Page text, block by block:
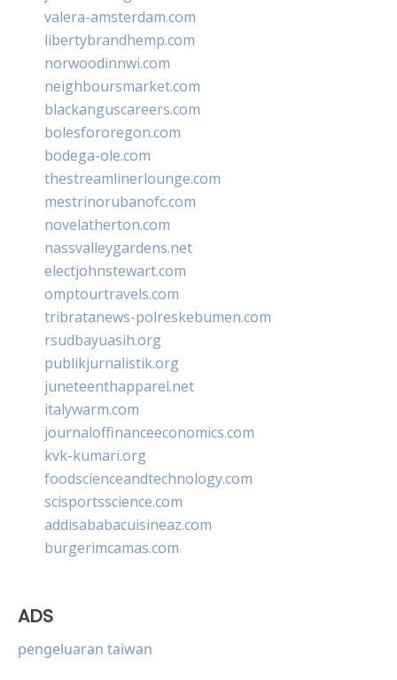
valera-amsterdam.com
libertybrandhemp.com
norwoodinnwi.com
neighboursmarket.com
blackanguscareers.com
bolesfororegon.com
bodega-ole.com
thestreamlinerlounge.com
mestrinorubanofc.com
novelatherton.com
nassvalleygardens.net
electjohnstewart.com
omptourtravels.com
tribratanews-polreskebumen.com
rsudbayuasih.org
publikjurnalistik.org
juneteenthapparel.net
italywarm.com
journaloffinanceeconomics.com
kvk-kumari.org
foodscienceandtechnology.com
scisportsscience.com
addisababacuisineaz.com
burgerimcamas.com
ADS
pengeluaran taiwan